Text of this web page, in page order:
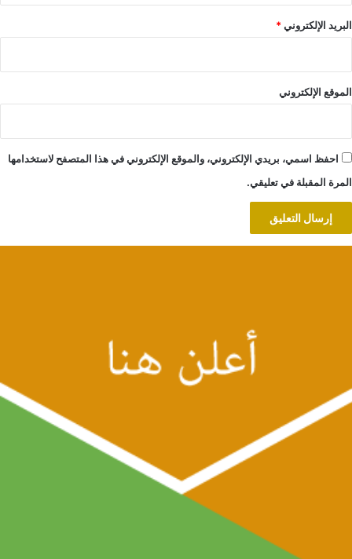
البريد الإلكتروني*
الموقع الإلكتروني
احفظ اسمي، بريدي الإلكتروني، والموقع الإلكتروني في هذا المتصفح لاستخدامها
المرة المقبلة في تعليقي.